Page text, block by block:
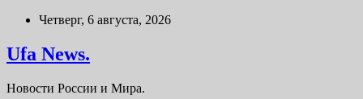
Перейти
содержимому
Четверг, 6 августа, 2026
Ufa News.
Новости России и Мира.